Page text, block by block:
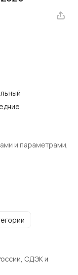
и параметрами,
СДЭК и